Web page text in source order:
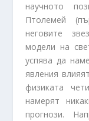
научното
Птолемей
неговите
модели на
успява да
явления
физиката
намерят
прогнози.